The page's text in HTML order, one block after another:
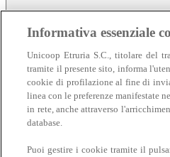
Carne
Informativa essenziale
Unicoop Etruria S.C., titolare del
tramite il presente sito, informa
cookie di profilazione al fine di
linea con le preferenze manifestate
in rete, anche attraverso
database.
Puoi gestire i cookie tramite il